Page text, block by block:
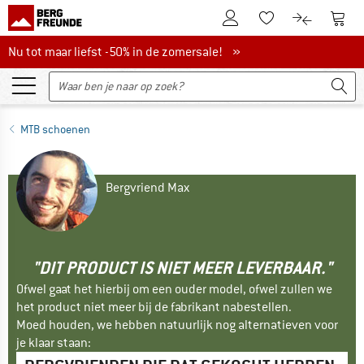
De klantenaccount
Naar deNaar de
Nu tot maar liefst -50% in de zomersale!
Nu tot maar liefst -50% in de zomersale! »
MTB schoenen
Bergvriend Max
"DIT PRODUCT IS NIET MEER LEVERBAAR."
Ofwel gaat het hierbij om een ouder model, ofwel zullen we
het product niet meer bij de fabrikant nabestellen.
Moed houden, we hebben natuurlijk nog alternatieven voor
je klaar staan: